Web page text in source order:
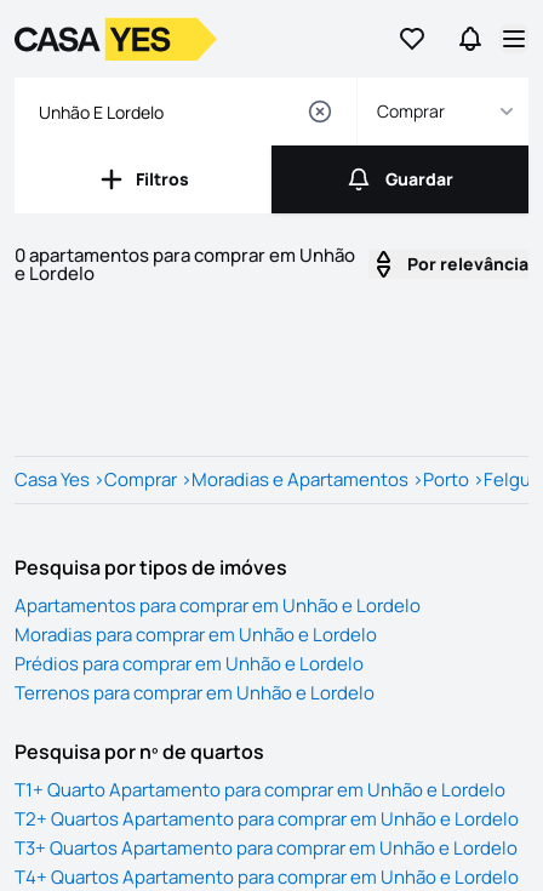
Ir para osIr para
LogoIr para a homepage
Comprar
Filtros
Filtros Guardar
Guardar
0 apartamentos para comprar em Unhão
e Lordelo Por relevância
Casa Yes >Comprar >Moradias e Apartamentos >Porto >
Pesquisa por tipos de imóves
Apartamentos para comprar em Unhão e Lordelo
Moradias para comprar em Unhão e Lordelo
Prédios para comprar em Unhão e Lordelo
Terrenos para comprar em Unhão e Lordelo
Pesquisa por nº de quartos
T1+ Quarto Apartamento para comprar em Unhão e Lordelo
T2+ Quartos Apartamento para comprar em Unhão e Lordelo
T3+ Quartos Apartamento para comprar em Unhão e Lordelo
T4+ Quartos Apartamento para comprar em Unhão e Lordelo